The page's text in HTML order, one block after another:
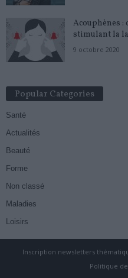
Acouphènes
stimulant la
9 octobre 2020
Popular Categories
Santé
Actualités
Beauté
Forme
Non classé
Maladies
Loisirs
Inscription newsletters
Politique